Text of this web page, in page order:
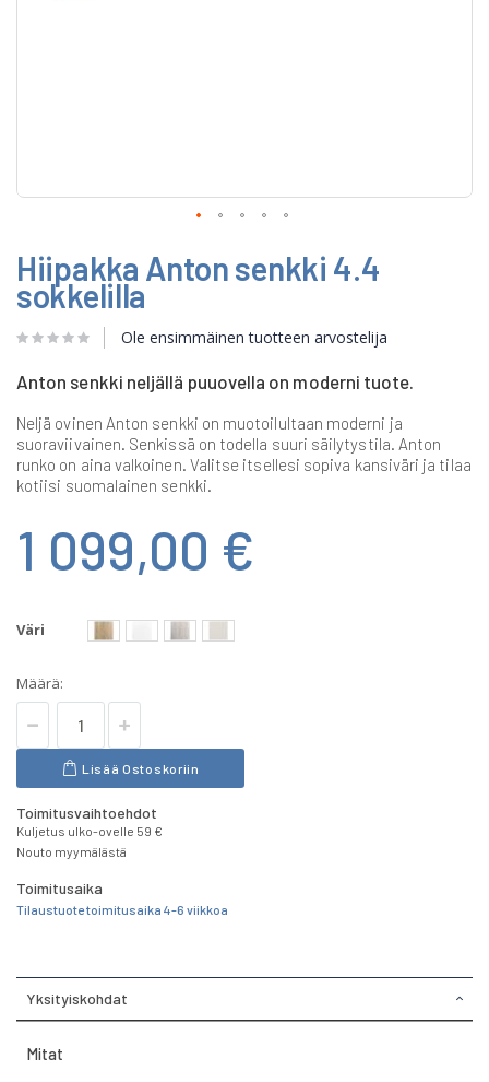
to
the
beginning
the
gallery
Hiipakka Anton senkki 4.4
sokkelilla
Ole ensimmäinen tuotteen arvostelija
Anton senkki neljällä puuovella on moderni tuote.
Neljä ovinen Anton senkki on muotoilultaan moderni ja
suoraviivainen. Senkissä on todella suuri säilytystila. Anton
runko on aina valkoinen. Valitse itsellesi sopiva kansiväri ja tilaa
kotiisi suomalainen senkki.
1 099,00 €
Väri
Määrä:
Lisää Ostoskoriin
Toimitusvaihtoehdot
Kuljetus ulko-ovelle 59 €
Nouto myymälästä
Toimitusaika
Tilaustuote toimitusaika 4-6 viikkoa
Yksityiskohdat
Mitat